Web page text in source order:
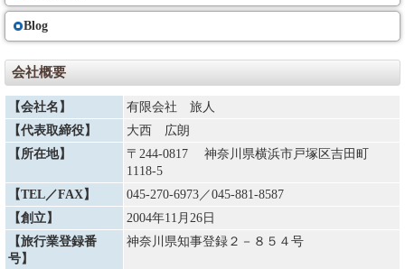
Blog
会社概要
【会社名】
有限会社 旅人
【代表取締役】
大西 広朗
【所在地】
〒244-0817 神奈川県横浜市戸塚区吉田町
1118-5
【TEL／FAX】
045-270-6973／045-881-8587
【創立】
2004年11月26日
【旅行業登録番
号】
神奈川県知事登録２－８５４号